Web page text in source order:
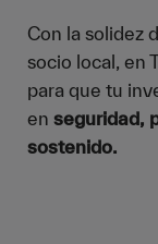
Con la solidez
socio local, en
para que tu
en seguridad,
sostenido.